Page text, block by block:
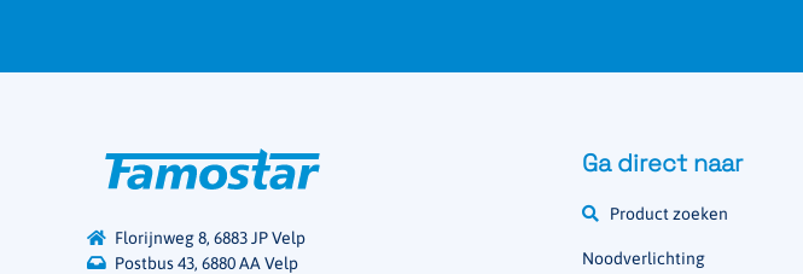
Florijnweg 8, 6883 JP Velp
Postbus 43, 6880 AA Velp
Ga direct naar
Product zoeken
Noodverlichting